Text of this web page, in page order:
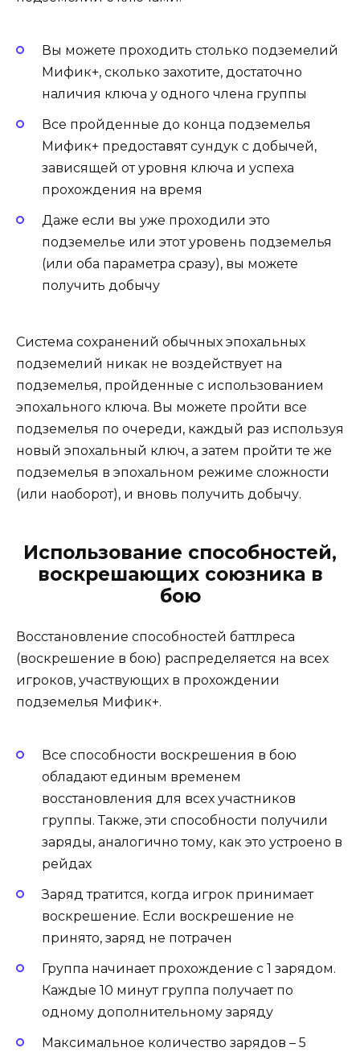
Вы можете проходить столько подземелий
Мифик+, сколько захотите, достаточно
наличия ключа у одного члена группы
Все пройденные до конца подземелья
Мифик+ предоставят сундук с добычей,
зависящей от уровня ключа и успеха
прохождения на время
Даже если вы уже проходили это
подземелье или этот уровень подземелья
(или оба параметра сразу), вы можете
получить добычу
Система сохранений обычных эпохальных
подземелий никак не воздействует на
подземелья, пройденные с использованием
эпохального ключа. Вы можете пройти все
подземелья по очереди, каждый раз используя
новый эпохальный ключ, а затем пройти те же
подземелья в эпохальном режиме сложности
(или наоборот), и вновь получить добычу.
Использование способностей,
воскрешающих союзника в
бою
Восстановление способностей баттлреса
(воскрешение в бою) распределяется на всех
игроков, участвующих в прохождении
подземелья Мифик+.
Все способности воскрешения в бою
обладают единым временем
восстановления для всех участников
группы. Также, эти способности получили
заряды, аналогично тому, как это устроено в
рейдах
Заряд тратится, когда игрок принимает
воскрешение. Если воскрешение не
принято, заряд не потрачен
Группа начинает прохождение с 1 зарядом.
Каждые 10 минут группа получает по
одному дополнительному заряду
Максимальное количество зарядов – 5